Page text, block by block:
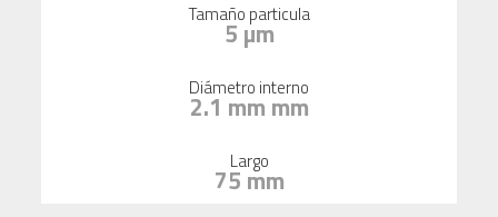
Tamaño particula
5 µm
Diámetro interno
2.1 mm mm
Largo
75 mm